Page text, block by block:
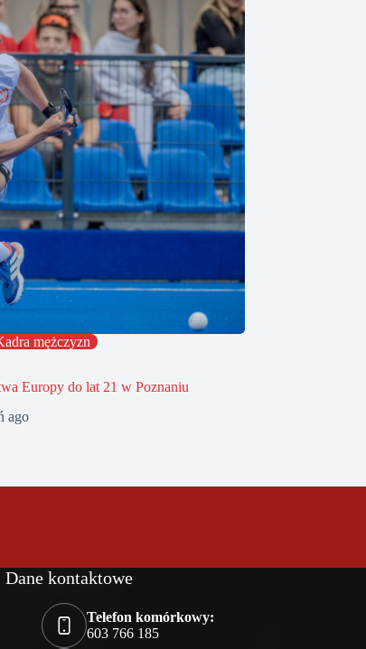
mężczyzn
Europy do lat 21 w Poznaniu
ago
Dane kontaktowe
Telefon komórkowy:
603 766 185